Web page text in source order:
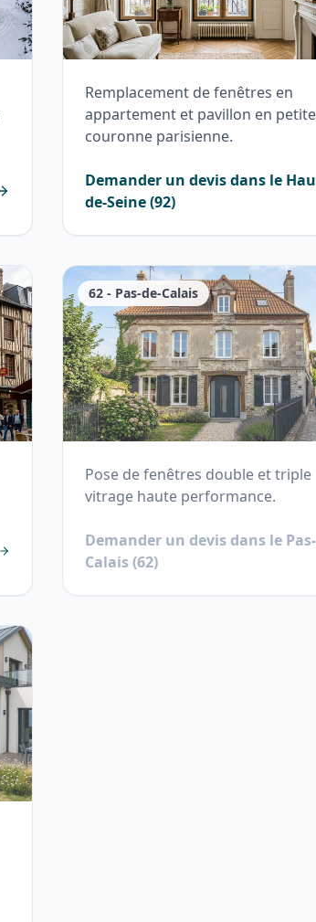
Remplacement de fenêtres en
appartement et pavillon en petite
couronne parisienne.
Demander un devis dans le
de-Seine(92)
62 - Pas-de-Calais
Pose de fenêtres double et triple
vitrage haute performance.
Demander un devis dans le
Calais(62)